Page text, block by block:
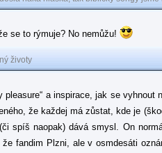
se to rýmuje? No nemůžu!
životy
pleasure“ a inspirace, jak se vyhnout
že každej má zůstat, kde je
spíš naopak) dává smysl. On
fandim Plzni, ale v osmdesáti